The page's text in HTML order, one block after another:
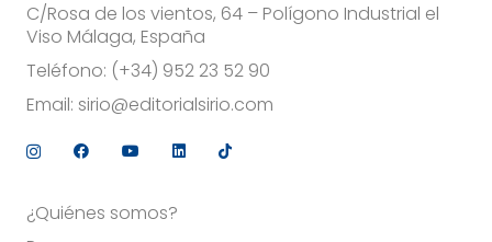
C/Rosa de los vientos, 64 – Polígono Industrial el
Viso Málaga, España
Teléfono: (+34) 952 23 52 90
Email: sirio@editorialsirio.com
¿Quiénes somos?